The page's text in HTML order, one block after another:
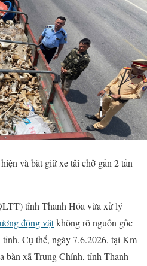
và bắt giữ xe tải chở gần 2 tấn
tỉnh Thanh Hóa vừa xử lý
động vậtkhông rõ nguồn gốc
Cụ thể, ngày 7.6.2026, tại Km
bàn xã Trung Chính, tỉnh Thanh